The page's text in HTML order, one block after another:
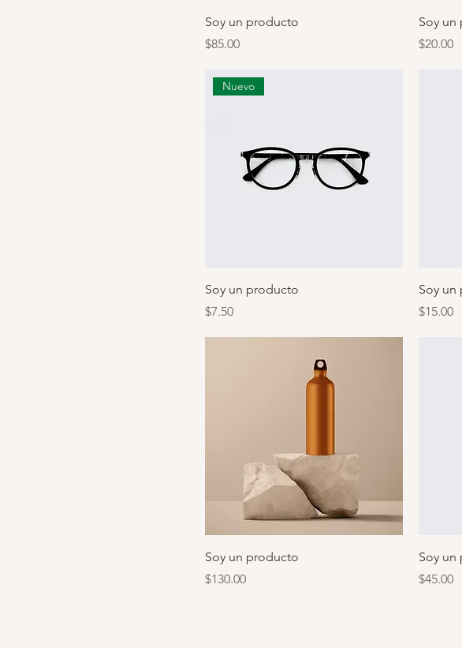
Soy un producto
Precio
$85.00
Soy
Precio
$20.00
Nuevo
Soy un producto
Precio
$7.50
Soy
Precio
$15.00
Soy un producto
Precio
$130.00
Soy
Precio
$45.00